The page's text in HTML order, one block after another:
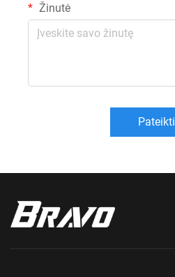
Žinutė
Pateikti